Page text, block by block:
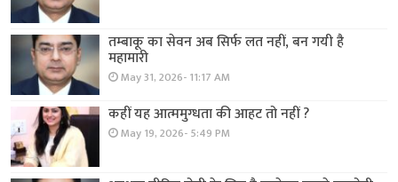
तम्बाकू का सेवन अब सिर्फ लत नहीं, बन गयी है
महामारी
May 31, 2026- 11:17 AM
कहीं यह आत्ममुग्धता की आहट तो नहीं ?
May 19, 2026- 5:49 PM